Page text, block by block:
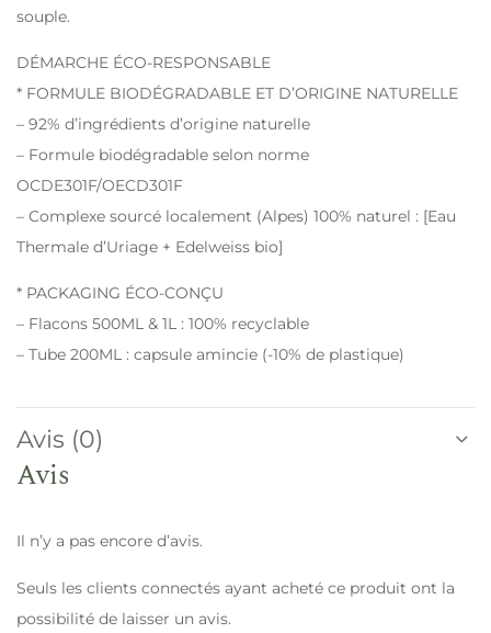
souple.
DÉMARCHE ÉCO-RESPONSABLE
* FORMULE BIODÉGRADABLE ET D’ORIGINE NATURELLE
– 92% d’ingrédients d’origine naturelle
– Formule biodégradable selon norme
OCDE301F/OECD301F
– Complexe sourcé localement (Alpes) 100% naturel : [Eau
Thermale d’Uriage + Edelweiss bio]
* PACKAGING ÉCO-CONÇU
– Flacons 500ML & 1L : 100% recyclable
– Tube 200ML : capsule amincie (-10% de plastique)
Avis (0)
Avis
Il n’y a pas encore d’avis.
Seuls les clients connectés ayant acheté ce produit ont la
possibilité de laisser un avis.